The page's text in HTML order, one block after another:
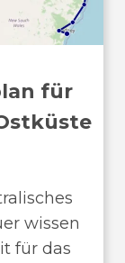
für
wissen
für das